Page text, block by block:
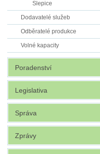
Slepice
Dodavatelé služeb
Odběratelé produkce
Volné kapacity
Poradenství
Legislativa
Správa
Zprávy